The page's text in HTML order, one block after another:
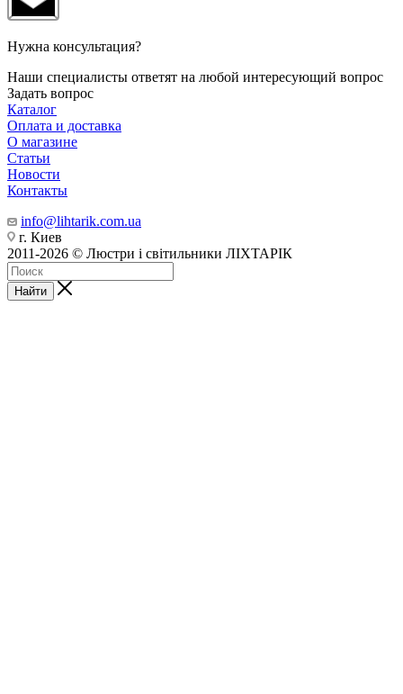
Нужна консультация?
Наши специалисты ответят на любой интересующий вопрос
Задать вопрос
Каталог
Оплата и доставка
О магазине
Статьи
Новости
Контакты
info@lihtarik.com.ua
г. Киев
2011-2026 © Люстри і світильники ЛІХТАРІК
Найти